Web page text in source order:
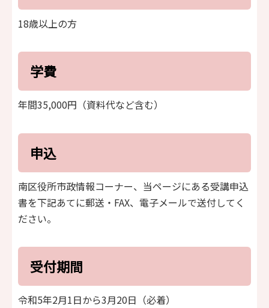
18歳以上の方
学費
年間35,000円（資料代など含む）
申込
南区役所市政情報コーナー、当ページにある受講申込
書を下記あてに郵送・FAX、電子メールで送付してく
ださい。
受付期間
令和5年2月1日から3月20日（必着）